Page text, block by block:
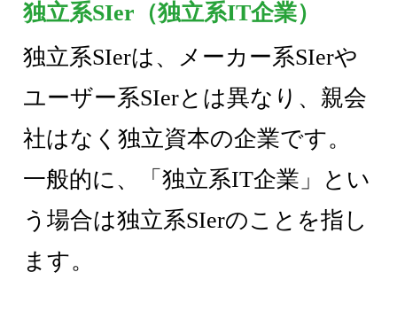
独立系SIer（独立系IT企業）
独立系SIerは、メーカー系SIerや
ユーザー系SIerとは異なり、親会
社はなく独立資本の企業です。
一般的に、「独立系IT企業」とい
う場合は独立系SIerのことを指し
ます。